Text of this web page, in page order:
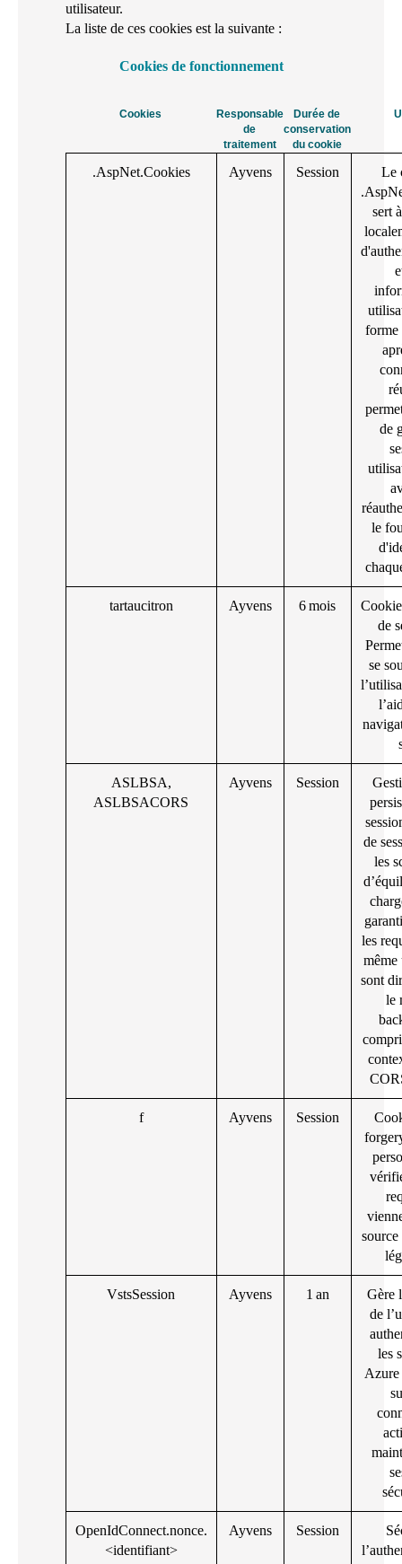
utilisateur.
La liste de ces cookies est la suivante :
Cookies de fonctionnement
Cookies
Responsable
de
traitement
Durée de
conservation
du cookie
.AspNet.Cookies Ayvens Session
Le
sert
forme
de
le
tartaucitron Ayvens 6 mois
de
se
ASLBSA,
ASLBSACORS
Ayvens Session
de
les
les
même
sont
le
f Ayvens Session
VstsSession Ayvens 1 an
Gère
de
les
OpenIdConnect.nonce.
<identifiant>
Ayvens Session